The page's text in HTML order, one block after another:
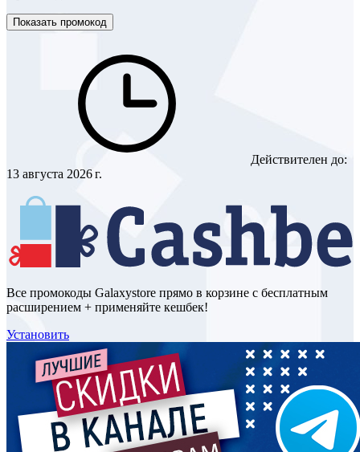
Показать промокод
Действителен до:
13 августа 2026 г.
Все промокоды Galaxystore прямо в корзине с бесплатным
расширением + применяйте кешбек!
Установить